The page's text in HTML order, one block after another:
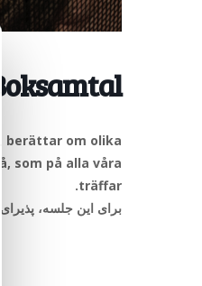
berättar om olika
som på alla våra
träffar.
برای این جلسه، پذیرای خانواده